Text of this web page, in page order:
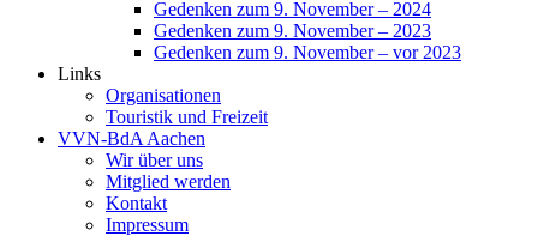
Gedenken zum 9. November – 2024
Gedenken zum 9. November – 2023
Gedenken zum 9. November – vor 2023
Links
Organisationen
Touristik und Freizeit
VVN-BdA Aachen
Wir über uns
Mitglied werden
Kontakt
Impressum